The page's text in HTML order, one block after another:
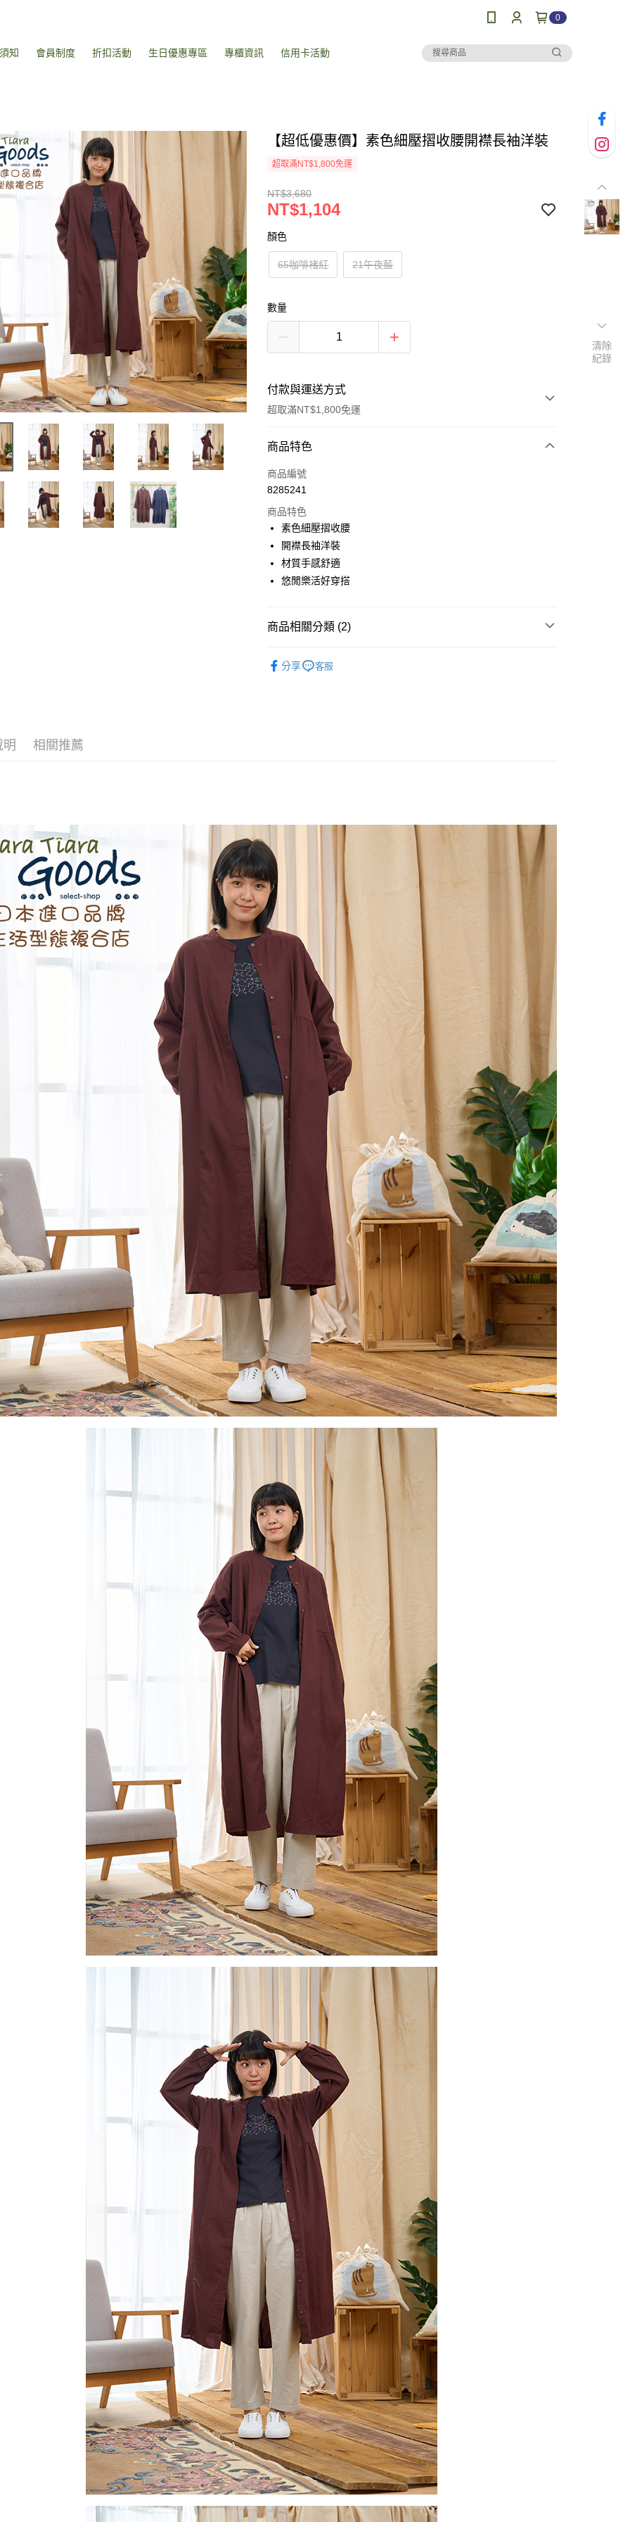
0
知 會員制度 折扣活動 生日優惠專區 專櫃資訊 信用卡活動
【超低優惠價】素色細壓摺收腰開襟長袖洋裝
超取滿NT$1,800免運
NT$3,680
NT$1,104
顏色
65咖啡褚紅 21午夜藍
數量
付款與運送方式
超取滿NT$1,800免運
付款方式
信用卡一次付款
Apple Pay
街口支付
悠遊付
【關於「AFTEE先享後付」】
１．簡單：不需註冊會員、不需綁卡、不需儲值。
※ 交易是否成功請以「AFTEE先享後付 」之結帳頁面顯示為準，若有關於
是否繳費成功／繳費後需取消欲退款等相關疑問，請聯繫「AFTEE先享後
付客戶支援中心」
https://netprotections.freshdesk.com/support/home
【注意事項】
１．透過由恩沛科技股份有限公司提供之「AFTEE先享後付」服務完成之
交易，需依本服務之必要範圍內提供個人資料，並將交易相關給付款項請
求債權轉讓予恩沛科技股份有限公司。
２．關於個人資料處理事宜，請瀏覽以下網址：
https://aftee.tw/terms/#terms3
３．未成年的使用者請事先徵得法定代理人或監護人之同意方可使用
「AFTEE先享後付」，若未經同意申辦者引起之損失，本公司不負相關責
４．使用「AFTEE先享後付」時，將依據個別帳號之用戶狀況，依本公司
即時審查核予不同之上限額度；若仍有額度不足之情形，本公司將視審查
結果請求用戶進行身份認證。
５．嚴禁一人註冊多個帳號或使用他人資訊註冊。若發現惡意使用之情
形，恩沛科技股份有限公司將有權停止該用戶之使用額度並採取法律行
動。
每筆NT$60，滿NT$2,000(含以上)免運費
付款後7-11取貨
每筆NT$60，滿NT$2,000(含以上)免運費
黑貓宅急便(包裹尺寸60cm以下)
每筆NT$100，滿NT$2,000(含以上)免運費
黑貓宅急便(包裹尺寸90cm以下)
每筆NT$140，滿NT$2,000(含以上)免運費
商品特色
商品編號
8285241
商品特色
素色細壓摺收腰
開襟長袖洋裝
材質手感舒適
悠閒樂活好穿搭
商品相關分類 (2)
分享 客服
明 相關推薦
清除
紀錄